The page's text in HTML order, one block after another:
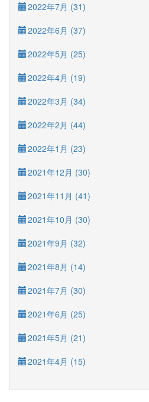
2022年7月 (31)
2022年6月 (37)
2022年5月 (25)
2022年4月 (19)
2022年3月 (34)
2022年2月 (44)
2022年1月 (23)
2021年12月 (30)
2021年11月 (41)
2021年10月 (30)
2021年9月 (32)
2021年8月 (14)
2021年7月 (30)
2021年6月 (25)
2021年5月 (21)
2021年4月 (15)